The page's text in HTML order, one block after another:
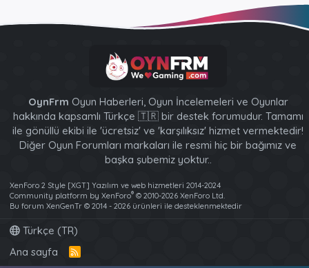
OynFrm Oyun Haberleri, Oyun İncelemeleri ve Oyunlar
hakkında kapsamlı Türkçe 🇹🇷 bir destek forumudur. Tamamı
ile gönüllü ekibi ile 'ücretsiz' ve 'karşılıksız' hizmet vermektedir!
Diğer Oyun Forumları markaları ile resmi hiç bir bağımız ve
başka şubemiz yoktur..
XenForo 2 Style [XGT] Yazılım ve web hizmetleri 2014-2024
Community platform by XenForo® © 2010-2026 XenForo Ltd.
Bu forum XenGenTr © 2014 - 2026 ürünleri ile desteklenmektedir
Türkçe (TR)
Ana sayfa